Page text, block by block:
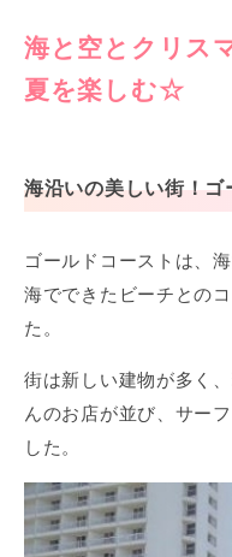
海と空とクリス
夏を楽しむ☆
海沿いの美しい街！ゴ
ゴールドコーストは、
海でできたビーチとの
た。
街は新しい建物が多く
んのお店が並び、サー
した。